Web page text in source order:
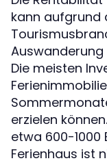
kann aufgrund
Die meisten
erzielen
etwa 600-1000
Ferienhaus ist